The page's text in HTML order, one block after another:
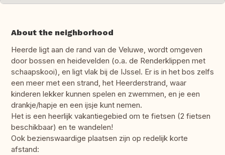
About the neighborhood
Heerde ligt aan de rand van de Veluwe, wordt omgeven
door bossen en heidevelden (o.a. de Renderklippen met
schaapskooi), en ligt vlak bij de IJssel. Er is in het bos zelfs
een meer met een strand, het Heerderstrand, waar
kinderen lekker kunnen spelen en zwemmen, en je een
drankje/hapje en een ijsje kunt nemen.
Het is een heerlijk vakantiegebied om te fietsen (2 fietsen
beschikbaar) en te wandelen!
Ook bezienswaardige plaatsen zijn op redelijk korte
afstand: